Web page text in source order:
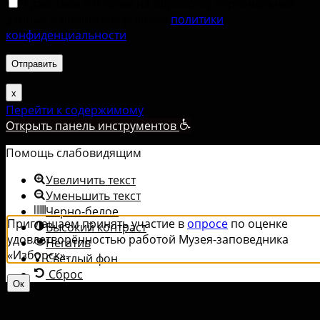
Приглашаем принять участие в опросе по оценке
удовлетворённостью работой Музея-заповедника
«‎Изборск».
Ок
политики
конфиденциальности
х
Перейти к содержимому
Открыть панель инструментов
Помощь слабовидящим
Увеличить текст
Уменьшить текст
Черно-белое
Высокий контраст
Негатив
Светлый фон
Сброс